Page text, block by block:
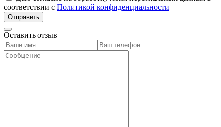
соответствии с Политикой конфиденциальности
Отправить
Оставить отзыв